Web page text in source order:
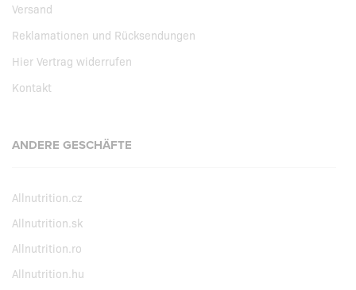
Versand
Reklamationen und Rücksendungen
Hier Vertrag widerrufen
Kontakt
ANDERE GESCHÄFTE
Allnutrition.cz
Allnutrition.sk
Allnutrition.ro
Allnutrition.hu